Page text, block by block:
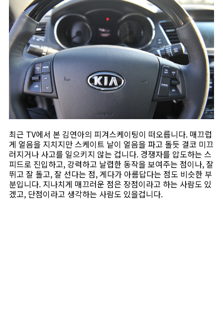
최근 TV에서 본 김연아의 피겨스케이팅이 떠오릅니다. 매끄럽
게 얼음을 지치지만 스케이트 날이 얼음을 파고 돌듯 결코 미끄
러지거나 사고를 일으키지 않는 겁니다. 경쟁자를 압도하는 스
피드로 진입하고, 강력하고 날렵한 동작을 보여주는 점이나, 잘
뛰고 잘 돌고, 잘 선다는 점, 게다가 아름답다는 점도 비슷한 부
분입니다. 지나치게 매끄러운 점은 장점이라고 하는 사람도 있
겠고, 단점이라고 생각하는 사람도 있을겁니다.